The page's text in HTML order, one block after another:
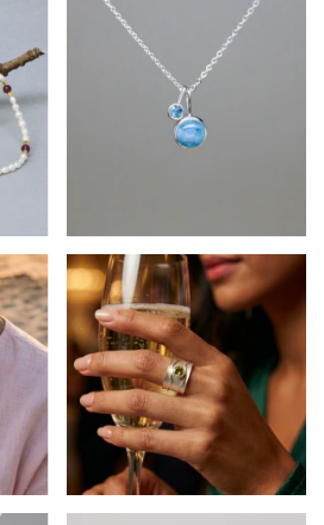
$188.340